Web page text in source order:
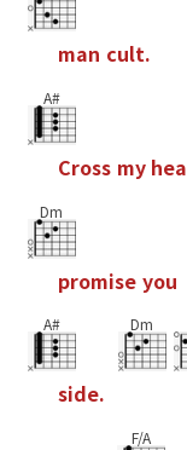
man cult.
A#
Cross my hea
Dm
promise you
A#
side.
Dm
F/A